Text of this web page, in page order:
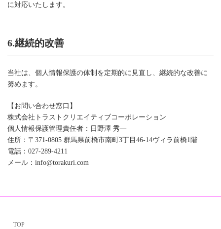
に対応いたします。
6.継続的改善
当社は、個人情報保護の体制を定期的に見直し、継続的な改善に
努めます。
【お問い合わせ窓口】
株式会社トラストクリエイティブコーポレーション
個人情報保護管理責任者：日野澤 秀一
住所：〒371-0805 群馬県前橋市南町3丁目46-14ヴィラ前橋1階
電話：027-289-4211
メール：info@torakuri.com
TOP